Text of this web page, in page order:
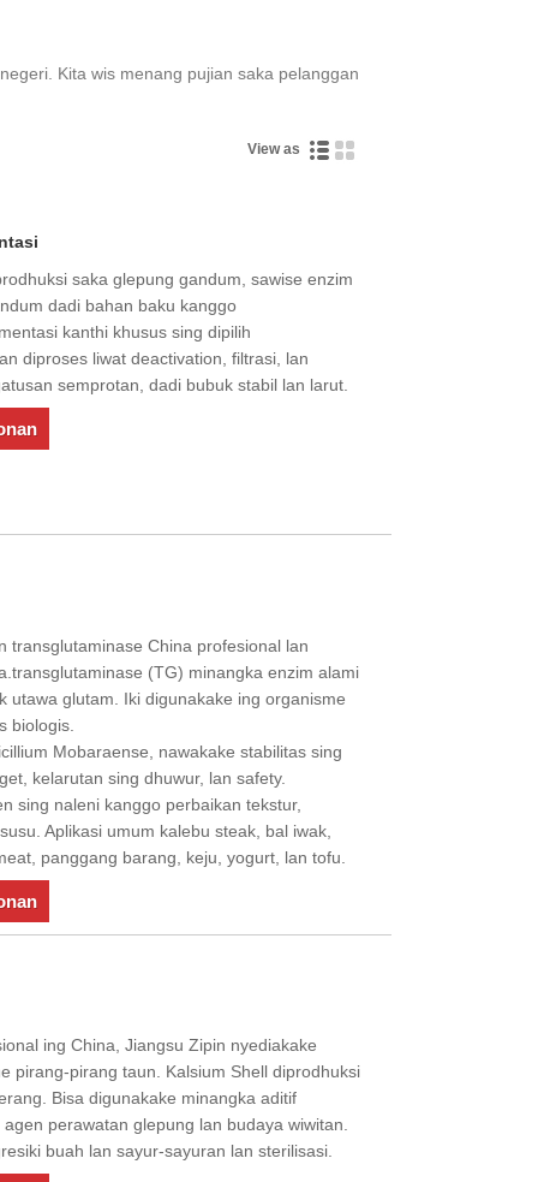
Kita wis menang pujian saka pelanggan
View as
saka glepung gandum, sawise enzim
dadi bahan baku kanggo
kanthi khusus sing dipilih
diproses liwat deactivation, filtrasi, lan
semprotan, dadi bubuk stabil lan larut.
transglutaminase China profesional lan
(TG) minangka enzim alami
utawa glutam. Iki digunakake ing organisme
biologis.
Mobaraense, nawakake stabilitas sing
kelarutan sing dhuwur, lan safety.
sing naleni kanggo perbaikan tekstur,
Aplikasi umum kalebu steak, bal iwak,
panggang barang, keju, yogurt, lan tofu.
ing China, Jiangsu Zipin nyediakake
pirang-pirang taun. Kalsium Shell diprodhuksi
Bisa digunakake minangka aditif
perawatan glepung lan budaya wiwitan.
buah lan sayur-sayuran lan sterilisasi.